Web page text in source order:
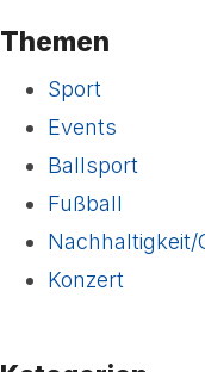
Themen
Sport
Events
Ballsport
Fußball
Nachhaltigkeit/
Konzert